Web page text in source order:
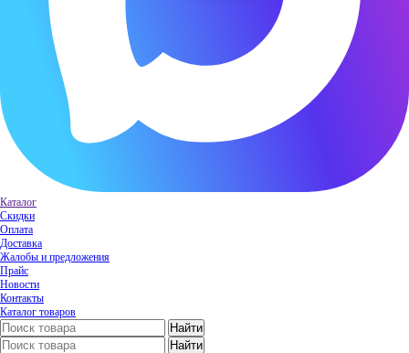
Каталог
Скидки
Оплата
Доставка
Жалобы и предложения
Прайс
Новости
Контакты
Каталог товаров